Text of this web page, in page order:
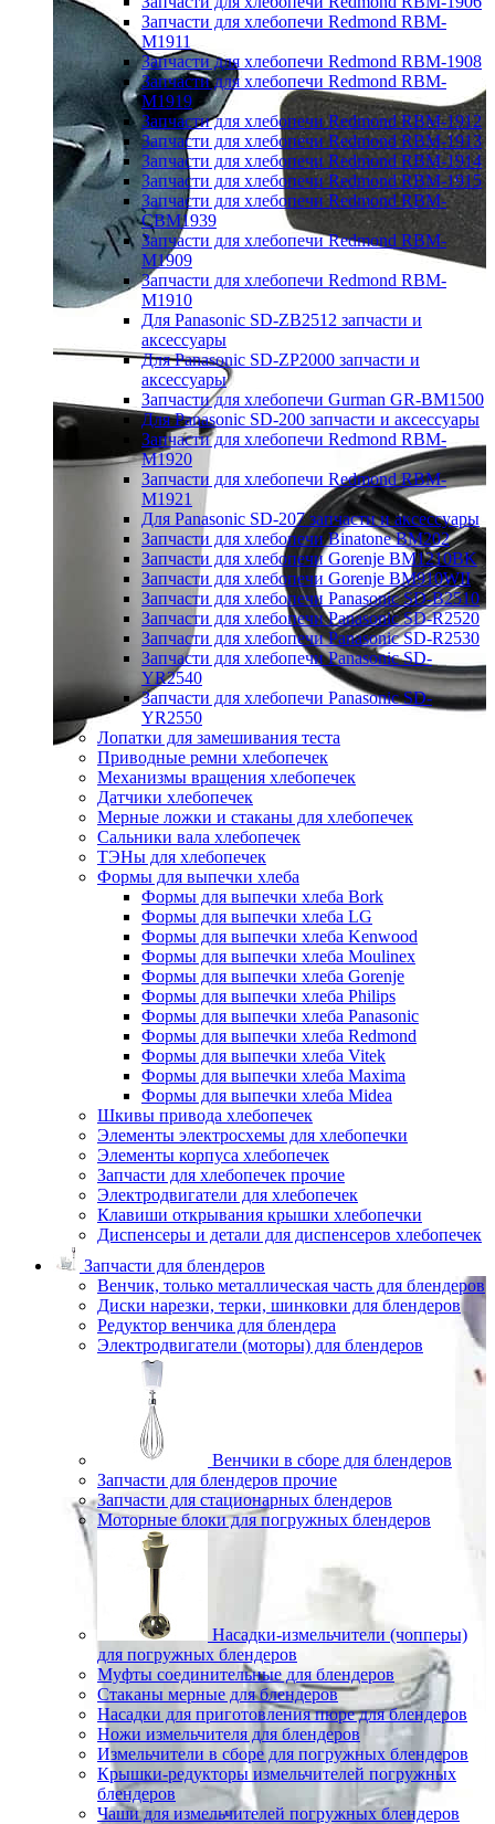
Запчасти для хлебопечи Redmond RBM-
M1911
Запчасти для хлебопечи Redmond RBM-1908
Запчасти для хлебопечи Redmond RBM-
M1919
Запчасти для хлебопечи Redmond RBM-1912
Запчасти для хлебопечи Redmond RBM-1913
Запчасти для хлебопечи Redmond RBM-1914
Запчасти для хлебопечи Redmond RBM-1915
Запчасти для хлебопечи Redmond RBM-
CBM1939
Запчасти для хлебопечи Redmond RBM-
M1909
Запчасти для хлебопечи Redmond RBM-
M1910
Для Panasonic SD-ZB2512 запчасти и
аксессуары
Для Panasonic SD-ZP2000 запчасти и
аксессуары
Запчасти для хлебопечи Gurman GR-BM1500
Для Panasonic SD-200 запчасти и аксессуары
Запчасти для хлебопечи Redmond RBM-
M1920
Запчасти для хлебопечи Redmond RBM-
M1921
Для Panasonic SD-207 запчасти и аксессуары
Запчасти для хлебопечи Binatone BM202
Запчасти для хлебопечи Gorenje BM1210BK
Запчасти для хлебопечи Gorenje BM910WII
Запчасти для хлебопечи Panasonic SD-B2510
Запчасти для хлебопечи Panasonic SD-R2520
Запчасти для хлебопечи Panasonic SD-R2530
Запчасти для хлебопечи Panasonic SD-
YR2540
Запчасти для хлебопечи Panasonic SD-
YR2550
Лопатки для замешивания теста
Приводные ремни хлебопечек
Механизмы вращения хлебопечек
Датчики хлебопечек
Мерные ложки и стаканы для хлебопечек
Сальники вала хлебопечек
ТЭНы для хлебопечек
Формы для выпечки хлеба
Формы для выпечки хлеба Bork
Формы для выпечки хлеба LG
Формы для выпечки хлеба Kenwood
Формы для выпечки хлеба Moulinex
Формы для выпечки хлеба Gorenje
Формы для выпечки хлеба Philips
Формы для выпечки хлеба Panasonic
Формы для выпечки хлеба Redmond
Формы для выпечки хлеба Vitek
Формы для выпечки хлеба Maxima
Формы для выпечки хлеба Midea
Шкивы привода хлебопечек
Элементы электросхемы для хлебопечки
Элементы корпуса хлебопечек
Запчасти для хлебопечек прочие
Электродвигатели для хлебопечек
Клавиши открывания крышки хлебопечки
Диспенсеры и детали для диспенсеров хлебопечек
Запчасти для блендеров
Венчик, только металлическая часть для блендеров
Диски нарезки, терки, шинковки для блендеров
Редуктор венчика для блендера
Электродвигатели (моторы) для блендеров
Венчики в сборе для блендеров
Запчасти для блендеров прочие
Запчасти для стационарных блендеров
Моторные блоки для погружных блендеров
Насадки-измельчители (чопперы)
для погружных блендеров
Муфты соединительные для блендеров
Стаканы мерные для блендеров
Насадки для приготовления пюре для блендеров
Ножи измельчителя для блендеров
Измельчители в сборе для погружных блендеров
Крышки-редукторы измельчителей погружных
блендеров
Чаши для измельчителей погружных блендеров